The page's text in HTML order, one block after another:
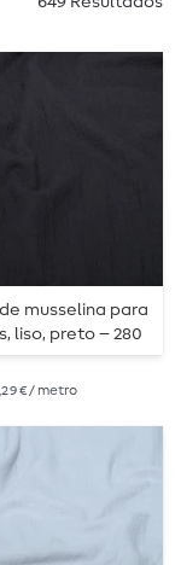
musselina para
liso, preto – 280
€ / metro